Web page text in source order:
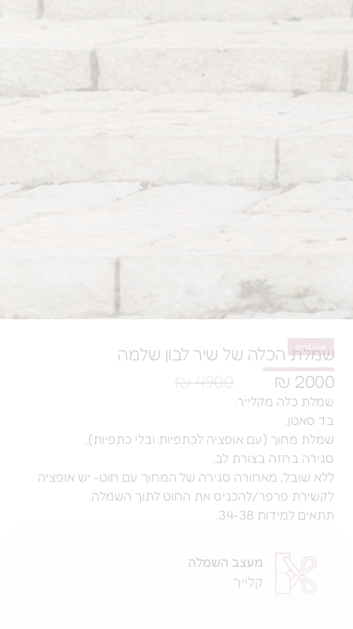
של שיר לבון שלמה
4900 ₪
אופציה לכתפיות ובלי כתפיות),
בצורת לב.
סגירה של המחוך עם חוט- יש אופציה
להכניס את החוט לתוך השמלה.
מעצב השמלה